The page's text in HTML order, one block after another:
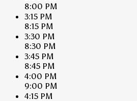
8:00 PM
3:15 PM
8:15 PM
3:30 PM
8:30 PM
3:45 PM
8:45 PM
4:00 PM
9:00 PM
4:15 PM